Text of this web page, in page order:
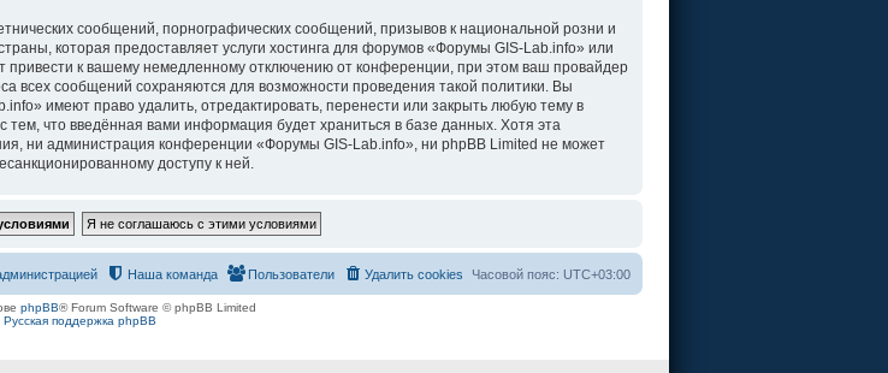
сообщений, порнографических сообщений, призывов к национальной розни и
которая предоставляет услуги хостинга для форумов «Форумы GIS-Lab.info» или
к вашему немедленному отключению от конференции, при этом ваш провайдер
всех сообщений сохраняются для возможности проведения такой политики. Вы
имеют право удалить, отредактировать, перенести или закрыть любую тему в
что введённая вами информация будет храниться в базе данных. Хотя эта
ни администрация конференции «Форумы GIS-Lab.info», ни phpBB Limited не может
доступу к ней.
Часовой пояс: UTC+03:00
Удалить cookies
Пользователи
Наша команда
phpBB® Forum Software © phpBB Limited
Русская поддержка phpBB